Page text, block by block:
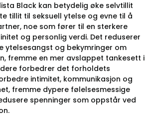
Black kan betydelig øke selvtillit
tillit til seksuell ytelse og evne til å
noe som fører til en sterkere
og personlig verdi. Det reduserer
ytelsesangst og bekymringer om
fremme en mer avslappet tankesett i
forbedrer det forholdets
intimitet, kommunikasjon og
fremme dypere følelsesmessige
spenninger som oppstår ved